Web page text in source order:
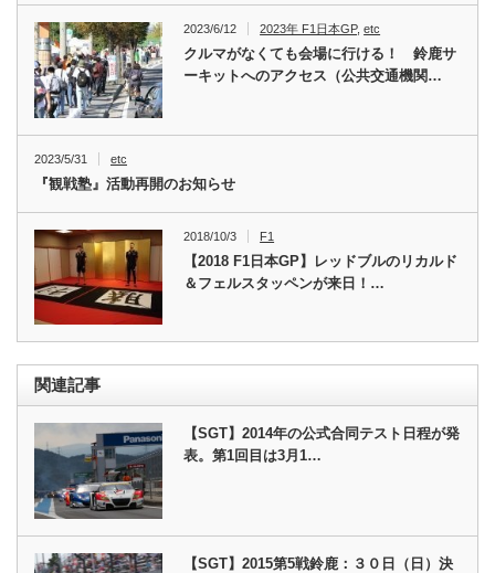
2023/6/12 2023年 F1日本GP,etc
クルマがなくても会場に行ける！ 鈴鹿サ
ーキットへのアクセス（公共交通機関…
2023/5/31 etc
『観戦塾』活動再開のお知らせ
2018/10/3 F1
【2018 F1日本GP】レッドブルのリカルド
＆フェルスタッペンが来日！…
関連記事
【SGT】2014年の公式合同テスト日程が発
表。第1回目は3月1…
【SGT】2015第5戦鈴鹿：３０日（日）決